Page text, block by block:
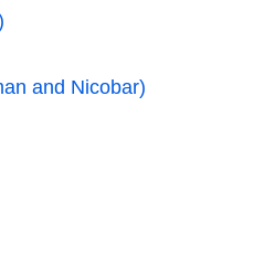
and Nicobar)